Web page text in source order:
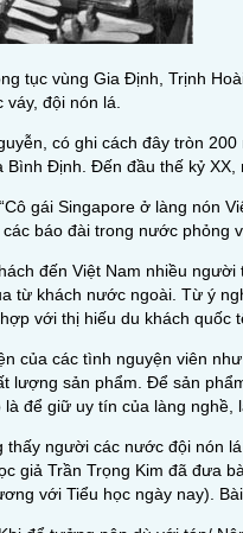
tục vùng Gia Định, Trịnh
đội nón lá.
có ghi cách đây tròn
Định. Đến đầu thế kỷ
gái Singapore ở làng nón
báo đài trong nước phỏng
đến Việt Nam nhiều
từ khách nước ngoài. Từ ý
với thị hiếu du khách quốc
của các tình nguyện viên
lượng sản phẩm. Để sản
để giữ uy tín của làng nghề,
người các nước đội nón
giả Trần Trọng Kim đã đưa
với Tiểu học ngày nay).